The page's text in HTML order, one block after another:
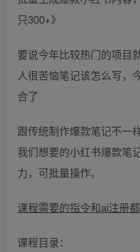
只300+》
要说今年比较热门的项目
人很苦恼笔记该怎么写，
合了
跟传统制作爆款笔记不一
我们想要的小红书爆款笔
力，可批量操作。
课程需要的指令和ai注册
课程目录：